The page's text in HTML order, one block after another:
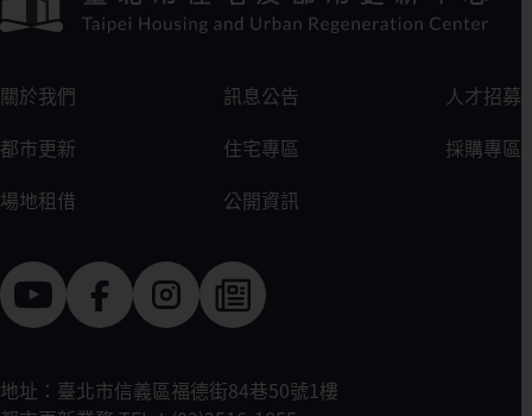
關於我們 訊息公告
人才招募
都市更新
住宅專區
採購專區
場地租借
公開資訊
地址：臺北市信義區福德街84巷50號1樓